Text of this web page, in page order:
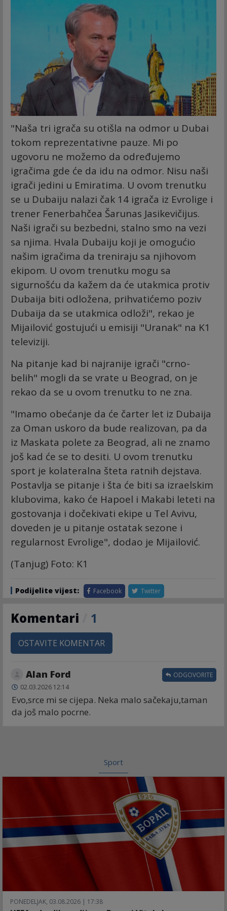
"Naša tri igrača su otišla na odmor u Dubai
tokom reprezentativne pauze. Mi po
ugovoru ne možemo da određujemo
igračima gde će da idu na odmor. Nisu naši
igrači jedini u Emiratima. U ovom trenutku
se u Dubaiju nalazi čak 14 igrača iz Evrolige i
trener Fenerbahčea Šarunas Jasikevičijus.
Naši igrači su bezbedni, stalno smo na vezi
sa njima. Hvala Dubaiju koji je omogućio
našim igračima da treniraju sa njihovom
ekipom. U ovom trenutku mogu sa
sigurnošću da kažem da će utakmica protiv
Dubaija biti odložena, prihvatićemo poziv
Dubaija da se utakmica odloži", rekao je
Mijailović gostujući u emisiji "Uranak" na K1
televiziji.
Na pitanje kad bi najranije igrači "crno-
belih" mogli da se vrate u Beograd, on je
rekao da se u ovom trenutku to ne zna.
"Imamo obećanje da će čarter let iz Dubaija
za Oman uskoro da bude realizovan, pa da
iz Maskata polete za Beograd, ali ne znamo
još kad će se to desiti. U ovom trenutku
sport je kolateralna šteta ratnih dejstava.
Postavlja se pitanje i šta će biti sa izraelskim
klubovima, kako će Hapoel i Makabi leteti na
gostovanja i dočekivati ekipe u Tel Avivu,
doveden je u pitanje ostatak sezone i
regularnost Evrolige", dodao je Mijailović.
(Tanjug) Foto: K1
Podijelite vijest: Facebook Twitter
Komentari 1
OSTAVITE KOMENTAR
Alan Ford
02.03.2026 12:14
Evo,srce mi se cijepa. Neka malo sačekaju,taman
da još malo pocrne.
ODGOVORITE
Sport
PONEDELJAK, 03.08.2026 | 17:38